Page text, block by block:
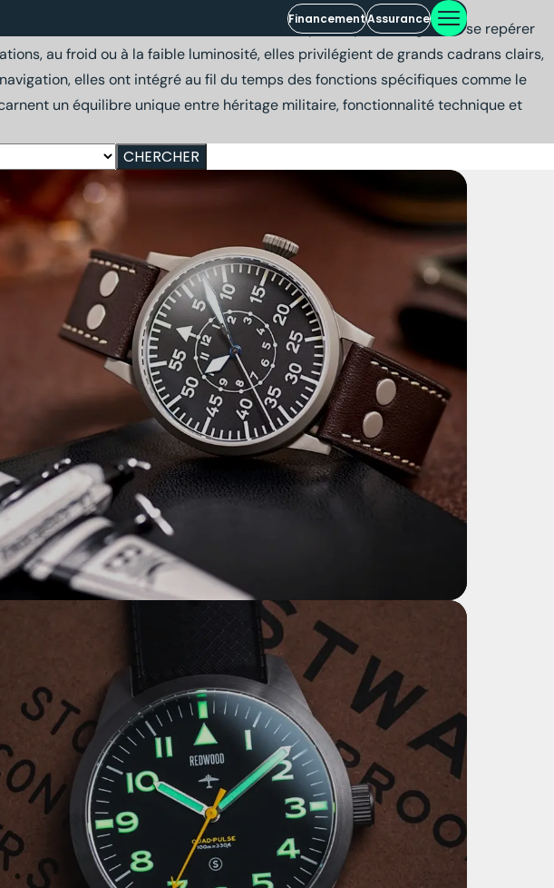
FinancementAssurance
besoin d’un instrument fiable, lisible et précis pour naviguer et se repérer
au froid ou à la faible luminosité, elles privilégient de grands cadrans clairs,
elles ont intégré au fil du temps des fonctions spécifiques comme le
un équilibre unique entre héritage militaire, fonctionnalité technique et
CHERCHER
des légendes
LACO 1925 FRIEDRICHSHAFEN